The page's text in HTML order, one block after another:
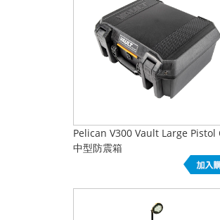
Pelican V300 Vault Large Pistol
中型防震箱